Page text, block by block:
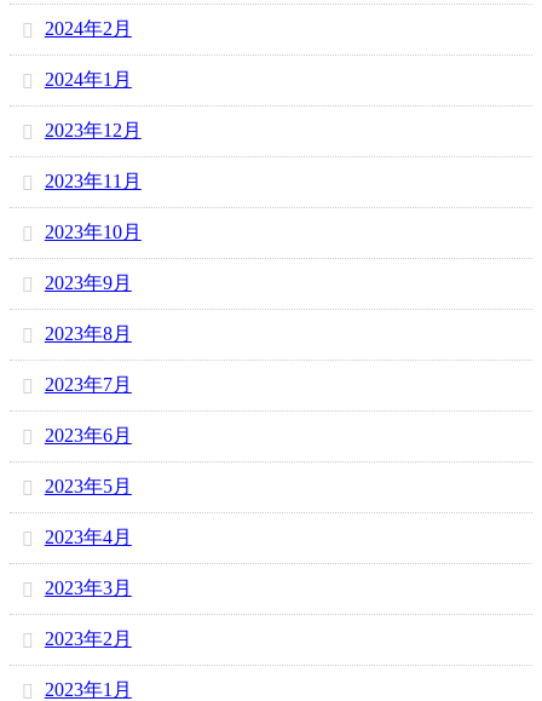
2024年2月
2024年1月
2023年12月
2023年11月
2023年10月
2023年9月
2023年8月
2023年7月
2023年6月
2023年5月
2023年4月
2023年3月
2023年2月
2023年1月